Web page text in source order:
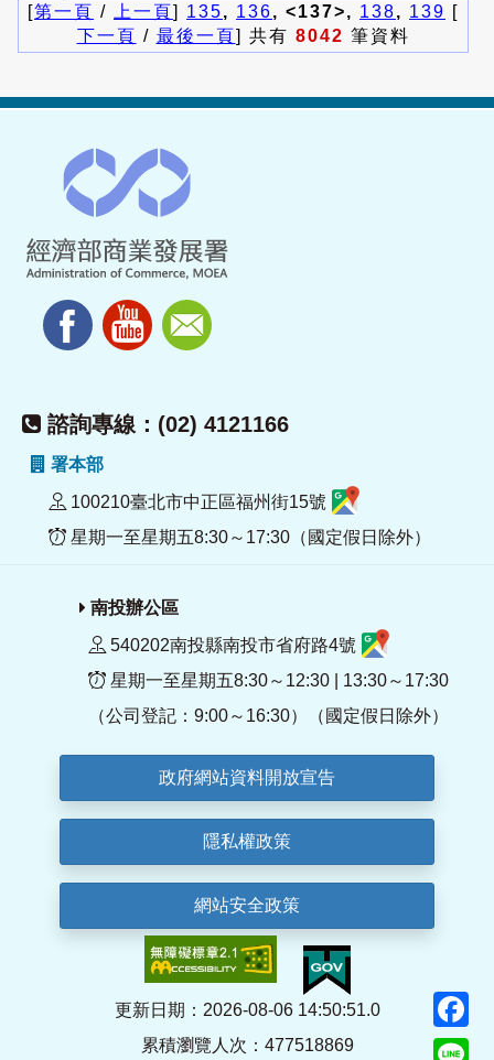
[第一頁 / 上一頁] 135, 136, <137>, 138, 139 [
下一頁 / 最後一頁] 共有 8042 筆資料
諮詢專線：(02) 4121166
署本部
100210臺北市中正區福州街15號
星期一至星期五8:30～17:30（國定假日除外）
南投辦公區
540202南投縣南投市省府路4號
星期一至星期五8:30～12:30 | 13:30～17:30
（公司登記：9:00～16:30）（國定假日除外）
政府網站資料開放宣告
隱私權政策
網站安全政策
更新日期：2026-08-06 14:50:51.0
累積瀏覽人次：477518869